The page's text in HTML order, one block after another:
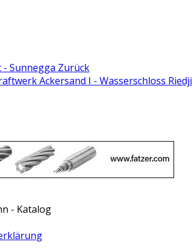
Sunnegga Zurück
Ackersand I - Wasserschloss Riedji
- Katalog